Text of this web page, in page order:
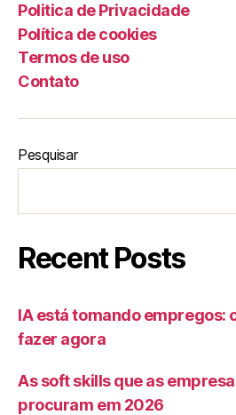
Politica de Privacidade
Política de cookies
Termos de uso
Contato
Pesquisar
Recent Posts
IA está tomando empregos:
fazer agora
As soft skills que as
procuram em 2026